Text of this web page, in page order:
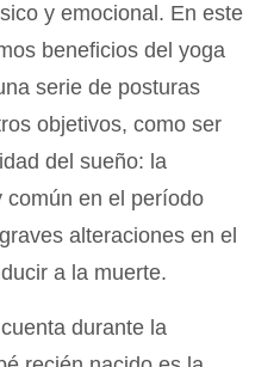
y emocional. En este
beneficios del yoga
serie de posturas
objetivos, como ser
del sueño: la
común en el período
alteraciones en el
a la muerte.
durante la